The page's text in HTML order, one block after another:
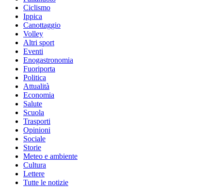
Ciclismo
Ippica
Canottaggio
Volley
Altri sport
Eventi
Enogastronomia
Fuoriporta
Politica
Attualità
Economia
Salute
Scuola
Trasporti
Opinioni
Sociale
Storie
Meteo e ambiente
Cultura
Lettere
Tutte le notizie